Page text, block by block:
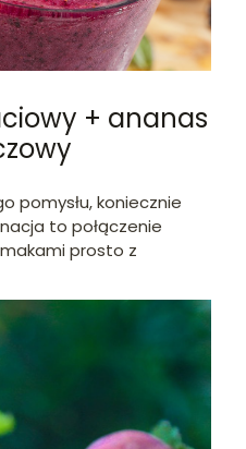
+ ananas
pomysłu, koniecznie
to połączenie
prosto z